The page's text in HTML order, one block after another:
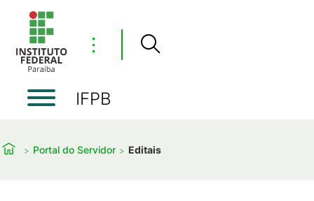
⋮
IFPB
Portal do Servidor Editais